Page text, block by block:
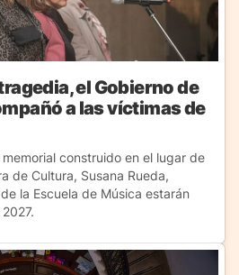
el Gobierno de
a las víctimas de
construido en el lugar de
de Cultura, Susana Rueda,
la Escuela de Música estarán